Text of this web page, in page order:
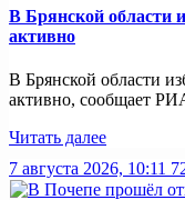
В Брянской области
активно
В Брянской области
активно, сообщает
Читать далее
7 августа 2026, 10:11